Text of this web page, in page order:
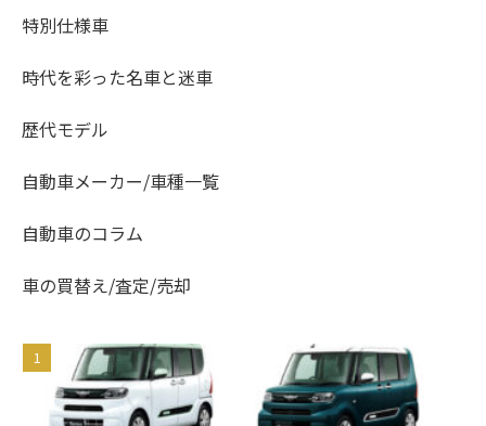
特別仕様車
時代を彩った名車と迷車
歴代モデル
自動車メーカー/車種一覧
自動車のコラム
車の買替え/査定/売却